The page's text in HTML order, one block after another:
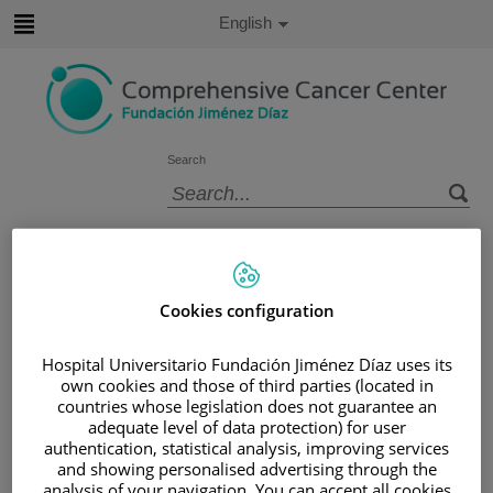
content
Search
selector
Active
English
UNDERSTANDING CANCER
PATIENT INFORMATION AND SUPPORT
/ENDOCRINE CANCER/TIROIDES
TRATAMIENTO
Tratamiento
Cookies configuration
Hospital Universitario Fundación Jiménez Díaz uses its
own cookies and those of third parties (located in
countries whose legislation does not guarantee an
adequate level of data protection) for user
authentication, statistical analysis, improving services
and showing personalised advertising through the